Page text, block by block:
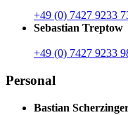
+49 (0) 7427 9233
Sebastian Treptow
+49 (0) 7427 9233
Personal
Bastian